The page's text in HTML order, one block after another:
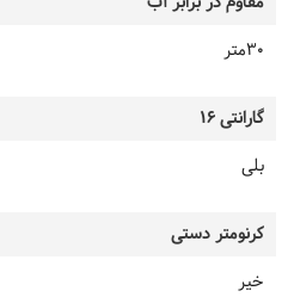
30متر
گارانتی 16
بلی
کرنومتر دستی
خیر